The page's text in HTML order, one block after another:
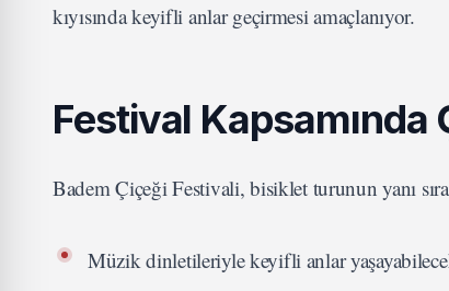
kıyısında keyifli anlar geçirmesi amaçlanıyor.
Festival Kapsamında
Badem Çiçeği Festivali, bisiklet turunun yanı
Müzik dinletileriyle keyifli anlar